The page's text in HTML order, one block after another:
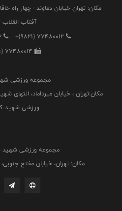
مکان: تهران خیابان دماوند - چهار راه
آفتاب انقلاب
+(9821) 77480012
77480014
مجموعه ورزشی
مکان:تهران ، خیابان میرداماد، انتهای
ورزشی شهید
مجموعه ورزشی شهید
مکان: تهران، خیابان مفتح